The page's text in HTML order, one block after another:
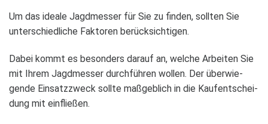
Um das ideale Jagd­mes­ser für Sie zu fin­den, soll­ten Sie
unter­schied­li­che Fak­to­ren berück­sich­ti­gen.
Dabei kommt es beson­ders dar­auf an, wel­che Arbei­ten Sie
mit Ihrem Jagd­mes­ser durch­füh­ren wol­len. Der über­wie­
gende Ein­satz­zweck sollte maß­geb­lich in die Kauf­ent­schei­
dung mit ein­flie­ßen.